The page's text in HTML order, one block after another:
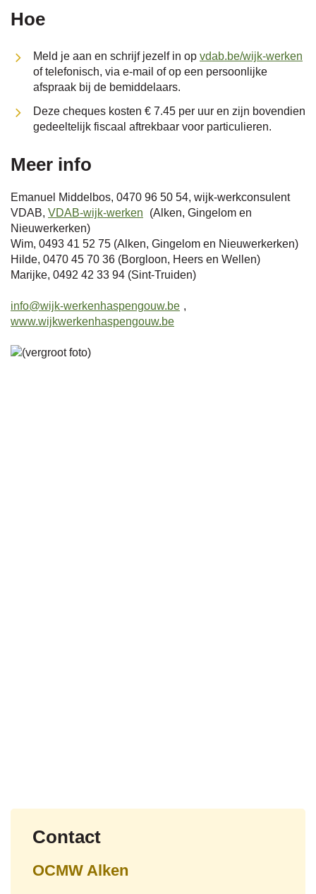
Hoe
Meld je aan en schrijf jezelf in op vdab.be/wijk-werken
of telefonisch, via e-mail of op een persoonlijke
afspraak bij de bemiddelaars.
Deze cheques kosten € 7.45 per uur en zijn bovendien
gedeeltelijk fiscaal aftrekbaar voor particulieren.
Meer info
Emanuel Middelbos, 0470 96 50 54, wijk-werkconsulent
VDAB, VDAB-wijk-werken
(Alken, Gingelom en
Nieuwerkerken)
Wim, 0493 41 52 75 (Alken, Gingelom en Nieuwerkerken)
Hilde, 0470 45 70 36 (Borgloon, Heers en Wellen)
Marijke, 0492 42 33 94 (Sint-Truiden)
info@wijk-werkenhaspengouw.be ,
www.wijkwerkenhaspengouw.be
Contact
OCMW Alken